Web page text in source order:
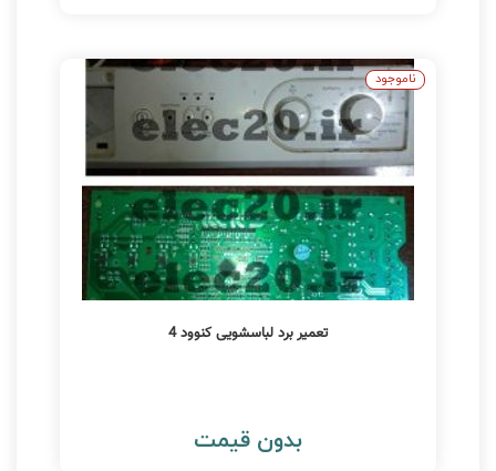
تعمیر برد لباسشویی کنوود 4
بدون قیمت
ناموجود